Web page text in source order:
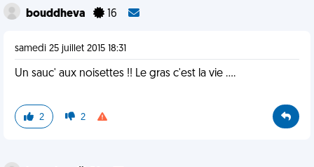
bouddheva 16
samedi 25 juillet 2015 18:31
Un sauc' aux noisettes !! Le gras c'est la vie ....
2 2